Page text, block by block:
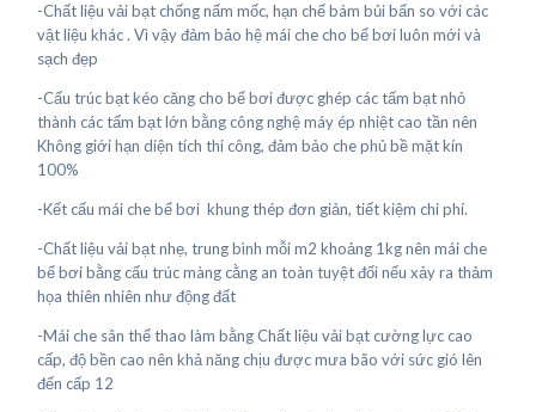
-Chất liệu vải bạt chống nấm mốc, hạn chế bám bủi bẩn so với các
vật liệu khác . Vì vậy đảm bảo hệ mái che cho bể bơi luôn mới và
sạch đẹp
-Cấu trúc bạt kéo căng cho bể bơi được ghép các tấm bạt nhỏ
thành các tấm bạt lớn bằng công nghệ máy ép nhiệt cao tần nên
Không giới hạn diện tích thi công, đảm bảo che phủ bề mặt kín
100%
-Kết cấu mái che bể bơi khung thép đơn giản, tiết kiệm chi phí.
-Chất liệu vải bạt nhẹ, trung bình mỗi m2 khoảng 1kg nên mái che
bể bơi bằng cấu trúc màng cằng an toàn tuyệt đối nếu xảy ra thảm
họa thiên nhiên như động đất
-Mái che sân thể thao làm bằng Chất liệu vải bạt cường lực cao
cấp, độ bền cao nên khả năng chịu được mưa bão với sức gió lên
đến cấp 12